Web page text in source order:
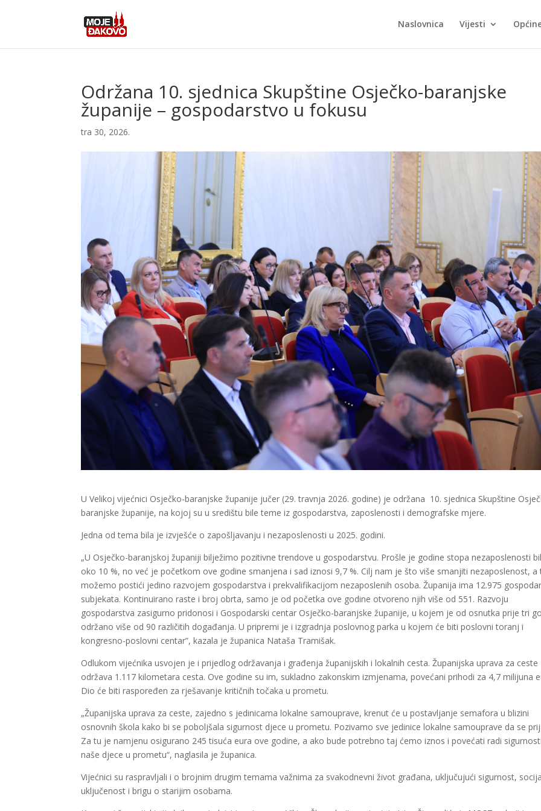
Naslovnica Vijesti
Održana 10. sjednica Skupštine Osječko-baranjske
županije – gospodarstvo u fokusu
tra 30, 2026.
U Velikoj vijećnici Osječko-baranjske županije jučer (29. travnja 2026. godine) je održana 10. sjednica Skupštine
baranjske županije, na kojoj su u središtu bile teme iz gospodarstva, zaposlenosti i demografske mjere.
Jedna od tema bila je izvješće o zapošljavanju i nezaposlenosti u 2025. godini.
„U Osječko-baranjskoj županiji bilježimo pozitivne trendove u gospodarstvu. Prošle je godine stopa nezaposlenosti
oko 10 %, no već je početkom ove godine smanjena i sad iznosi 9,7 %. Cilj nam je što više smanjiti nezaposlenost, a
možemo postići jedino razvojem gospodarstva i prekvalifikacijom nezaposlenih osoba. Županija ima 12.975
subjekata. Kontinuirano raste i broj obrta, samo je od početka ove godine otvoreno njih više od 551. Razvoju
gospodarstva zasigurno pridonosi i Gospodarski centar Osječko-baranjske županije, u kojem je od osnutka prije tri
održano više od 90 različitih događanja. U pripremi je i izgradnja poslovnog parka u kojem će biti poslovni toranj i
kongresno-poslovni centar”, kazala je županica Nataša Tramišak.
Odlukom vijećnika usvojen je i prijedlog održavanja i građenja županijskih i lokalnih cesta. Županijska uprava za ceste
održava 1.117 kilometara cesta. Ove godine su im, sukladno zakonskim izmjenama, povećani prihodi za 4,7 milijuna
Dio će biti raspoređen za rješavanje kritičnih točaka u prometu.
„Županijska uprava za ceste, zajedno s jedinicama lokalne samouprave, krenut će u postavljanje semafora u blizini
osnovnih škola kako bi se poboljšala sigurnost djece u prometu. Pozivamo sve jedinice lokalne samouprave da se
Za tu je namjenu osigurano 245 tisuća eura ove godine, a ako bude potrebno taj ćemo iznos i povećati radi
naše djece u prometu“, naglasila je županica.
Vijećnici su raspravljali i o brojnim drugim temama važnima za svakodnevni život građana, uključujući sigurnost,
uključenost i brigu o starijim osobama.